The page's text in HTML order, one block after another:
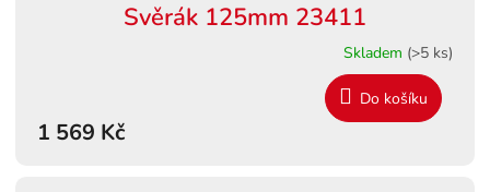
Svěrák 125mm 23411
Skladem (>5 ks)
1 569 Kč
Do košíku